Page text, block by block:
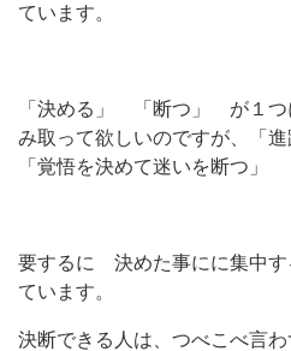
ています。
「決める」 「断つ」 が１つ
み取って欲しいのですが、「
「覚悟を決めて迷いを断つ」
要するに 決めた事にに集中す
ています。
決断できる人は、つべこべ言